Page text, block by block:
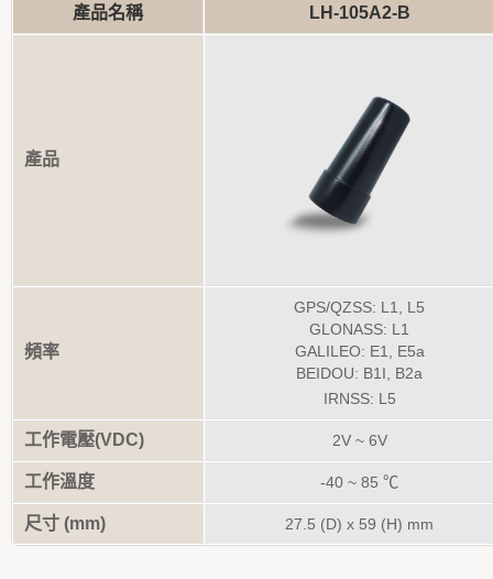
產品名稱 LH-105A2-B
產品
頻率
GPS/QZSS: L1, L5
GLONASS: L1
GALILEO: E1, E5a
BEIDOU: B1I, B2a
IRNSS: L5
工作電壓(VDC) 2V ~ 6V
工作溫度 -40 ~ 85 ℃
尺寸 (mm) 27.5 (D) x 59 (H) mm